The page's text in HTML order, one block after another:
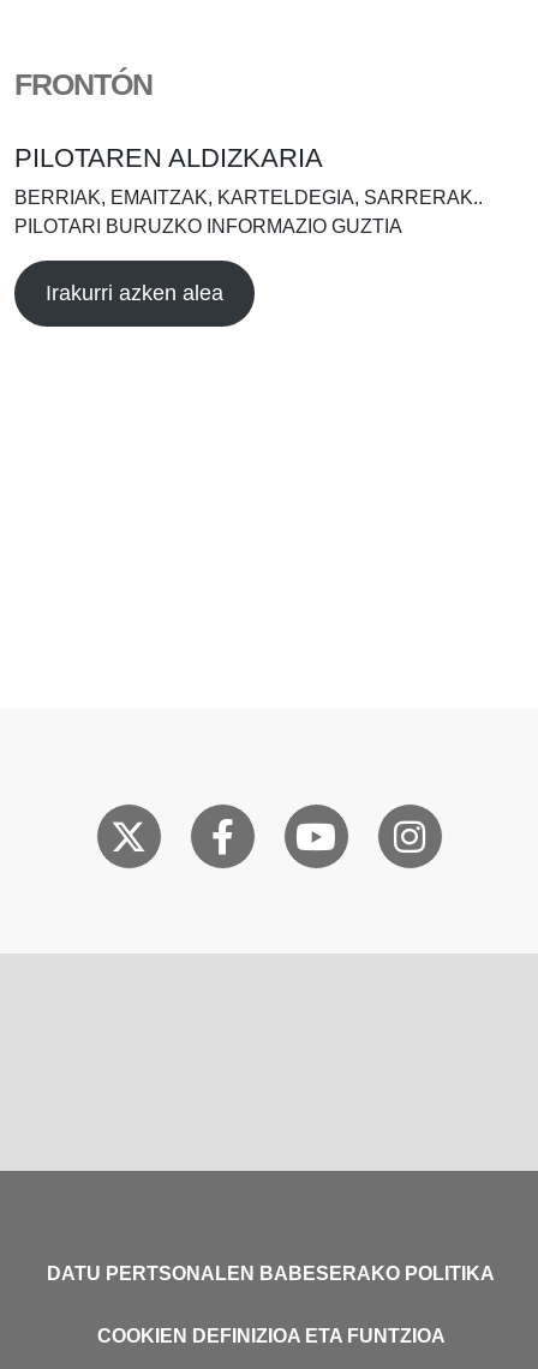
FRONTÓN
PILOTAREN ALDIZKARIA
BERRIAK, EMAITZAK, KARTELDEGIA, SARRERAK..
PILOTARI BURUZKO INFORMAZIO GUZTIA
Irakurri azken alea
DATU PERTSONALEN BABESERAKO POLITIKA
COOKIEN DEFINIZIOA ETA FUNTZIOA